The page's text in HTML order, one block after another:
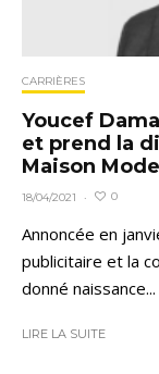
CARRIÈRES
Youcef
et prend la
Maison
18/04/2021 · 0
Annoncée en
publicitaire et la
donné naissance...
LIRE LA SUITE